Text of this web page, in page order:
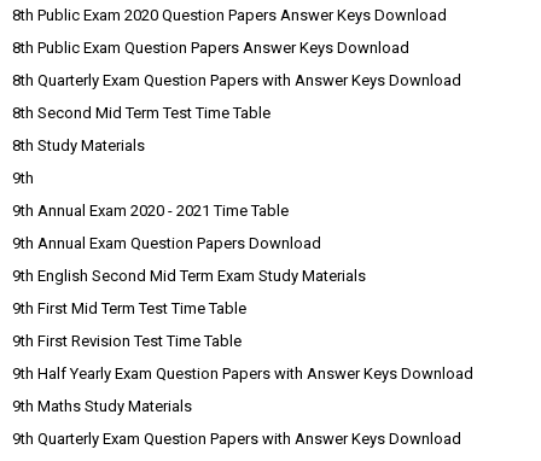
8th Public Exam 2020 Question Papers Answer Keys Download
8th Public Exam Question Papers Answer Keys Download
8th Quarterly Exam Question Papers with Answer Keys Download
8th Second Mid Term Test Time Table
8th Study Materials
9th
9th Annual Exam 2020 - 2021 Time Table
9th Annual Exam Question Papers Download
9th English Second Mid Term Exam Study Materials
9th First Mid Term Test Time Table
9th First Revision Test Time Table
9th Half Yearly Exam Question Papers with Answer Keys Download
9th Maths Study Materials
9th Quarterly Exam Question Papers with Answer Keys Download